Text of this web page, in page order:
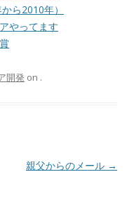
ら2010年）
やってます
開発 on .
親父からのメール →